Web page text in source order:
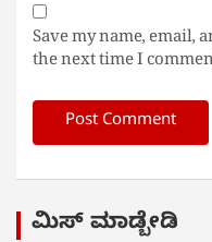
Save my name, email,
the next time I
ಮಿಸ್ ಮಾಡ್ಬೇಡಿ